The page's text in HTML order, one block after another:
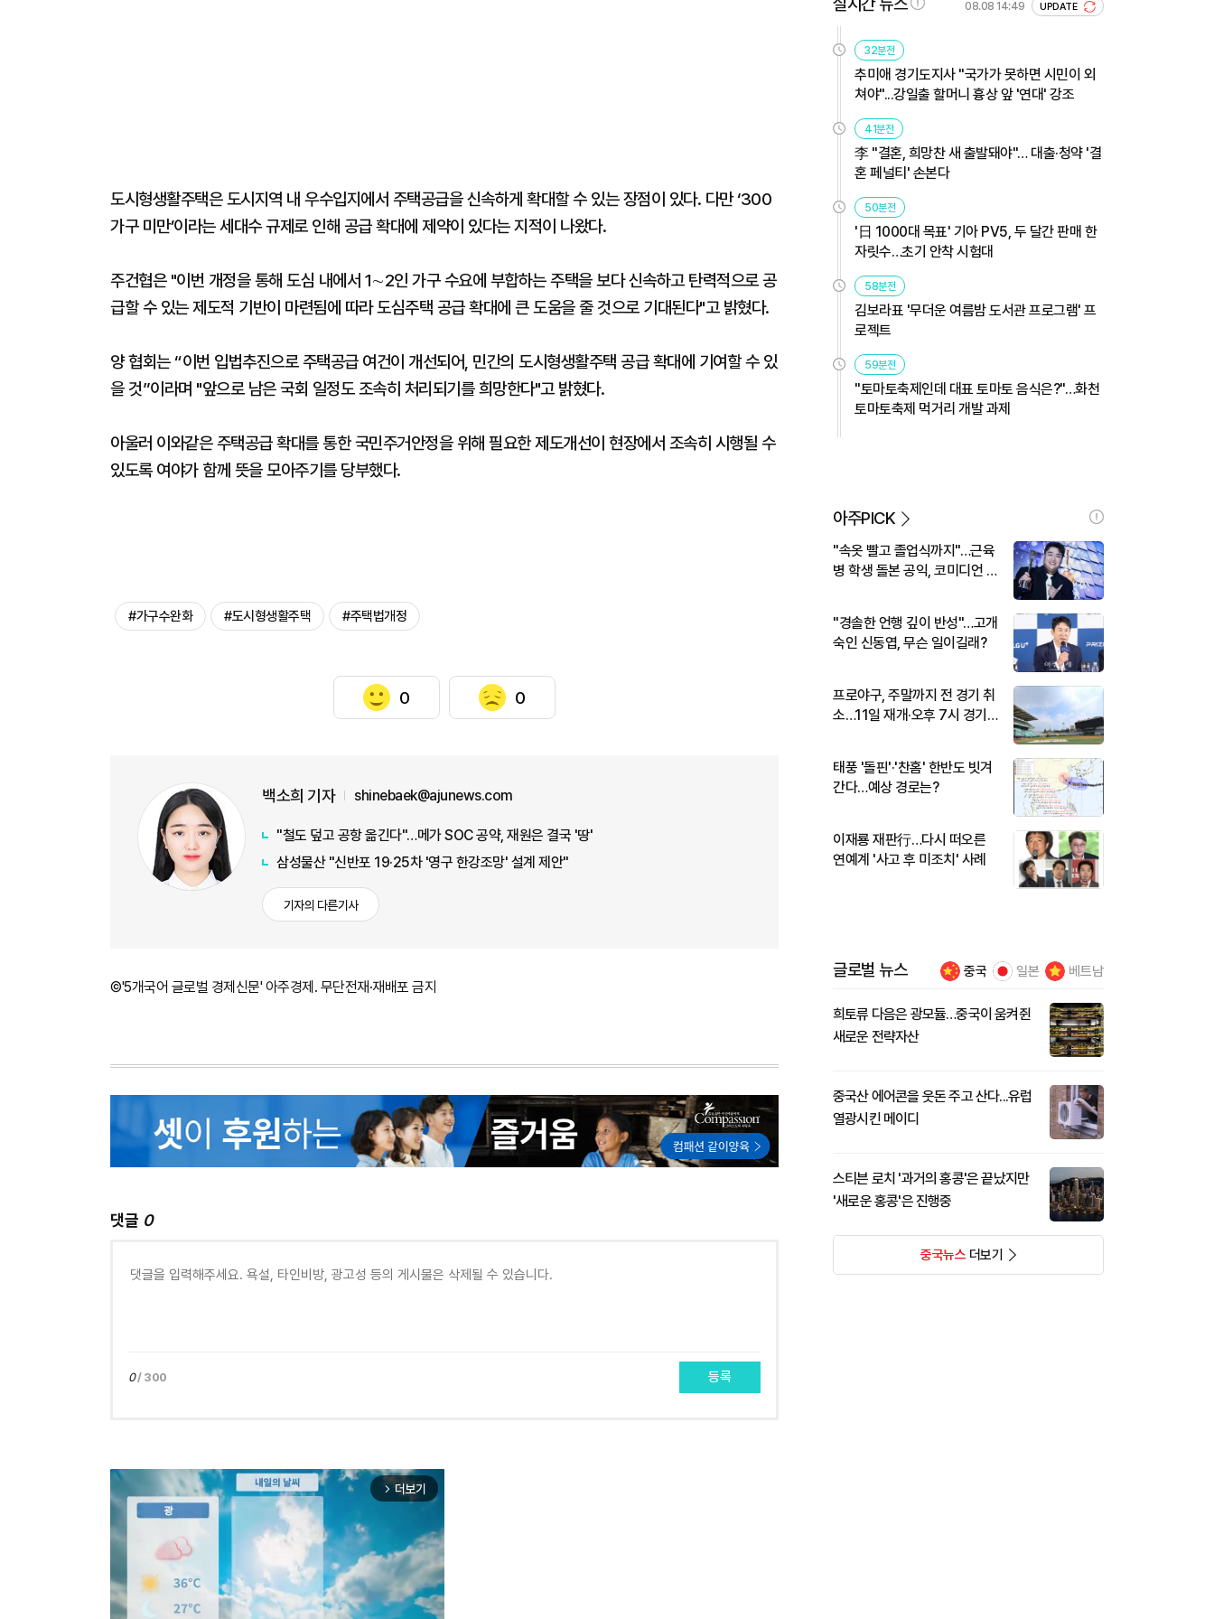
도시형생활주택은 도시지역 내 우수입지에서 주택공급을 신속하게 확대할 수 있는 장점이 있다. 다만 ‘300
가구 미만’이라는 세대수 규제로 인해 공급 확대에 제약이 있다는 지적이 나왔다.
주건협은 "이번 개정을 통해 도심 내에서 1∼2인 가구 수요에 부합하는 주택을 보다 신속하고 탄력적으로 공
급할 수 있는 제도적 기반이 마련됨에 따라 도심주택 공급 확대에 큰 도움을 줄 것으로 기대된다"고 밝혔다.
양 협회는 “이번 입법추진으로 주택공급 여건이 개선되어, 민간의 도시형생활주택 공급 확대에 기여할 수 있
을 것”이라며 "앞으로 남은 국회 일정도 조속히 처리되기를 희망한다"고 밝혔다.
아울러 이와같은 주택공급 확대를 통한 국민주거안정을 위해 필요한 제도개선이 현장에서 조속히 시행될 수
있도록 여야가 함께 뜻을 모아주기를 당부했다.
#가구수완화 #도시형생활주택 #주택법개정
0 0
백소희 기자 shinebaek@ajunews.com
"철도 덮고 공항 옮긴다"…메가 SOC 공약, 재원은 결국 '땅'
삼성물산 "신반포 19·25차 '영구 한강조망' 설계 제안"
기자의 다른기사
©'5개국어 글로벌 경제신문' 아주경제. 무단전재·재배포 금지
댓글 0
0/ 300 등록
arrow_forward_ios 더보기
08.08 14:49 UPDATE
32분전
추미애 경기도지사 "국가가 못하면 시민이 외
쳐야"...강일출 할머니 흉상 앞 '연대' 강조
41분전
李 "결혼, 희망찬 새 출발돼야"… 대출·청약 '결
혼 페널티' 손본다
50분전
'日 1000대 목표' 기아 PV5, 두 달간 판매 한
자릿수…초기 안착 시험대
58분전
김보라표 '무더운 여름밤 도서관 프로그램' 프
로젝트
59분전
"토마토축제인데 대표 토마토 음식은?"…화천
토마토축제 먹거리 개발 과제
아주PICK
"속옷 빨고 졸업식까지"…근육
병 학생 돌본 공익, 코미디언 김
"경솔한 언행 깊이 반성"…고개
숙인 신동엽, 무슨 일이길래?
프로야구, 주말까지 전 경기 취
소…11일 재개·오후 7시 경기
태풍 '돌핀'·'찬홈' 한반도 빗겨
간다…예상 경로는?
이재룡 재판行…다시 떠오른
연예계 '사고 후 미조치' 사례
글로벌 뉴스 중국 일본 베트남
희토류 다음은 광모듈…중국이 움켜쥔
새로운 전략자산
중국산 에어콘을 웃돈 주고 산다...유럽
열광시킨 메이디
스티븐 로치 '과거의 홍콩'은 끝났지만
'새로운 홍콩'은 진행중
중국뉴스더보기